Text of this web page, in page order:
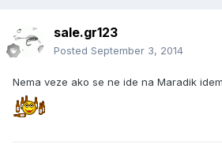
sale.gr123
Posted September 3, 2014
Nema veze ako se ne ide na Maradik